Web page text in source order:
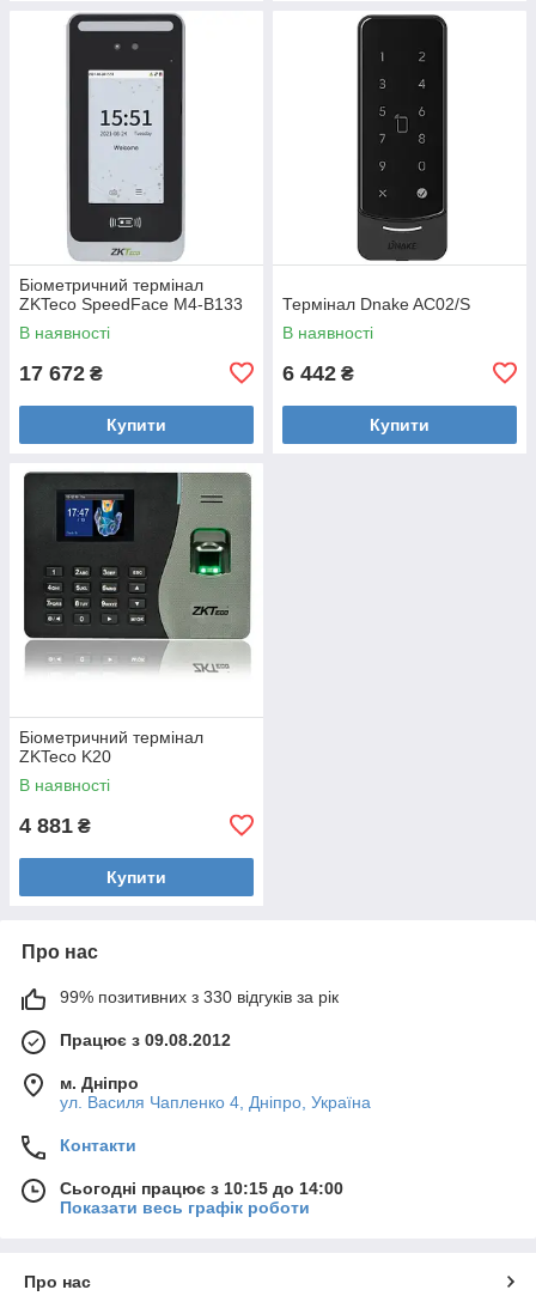
Біометричний термінал
ZKTeco SpeedFace M4-B133
В наявності
17 672 ₴
Купити
Термінал Dnake AC02/S
В наявності
6 442 ₴
Купити
Біометричний термінал
ZKTeco K20
В наявності
4 881 ₴
Купити
Про нас
99% позитивних з 330 відгуків за рік
Працює з 09.08.2012
м. Дніпро
ул. Василя Чапленко 4, Дніпро, Україна
Контакти
Сьогодні працює з 10:15 до 14:00
Показати весь графік роботи
Про нас